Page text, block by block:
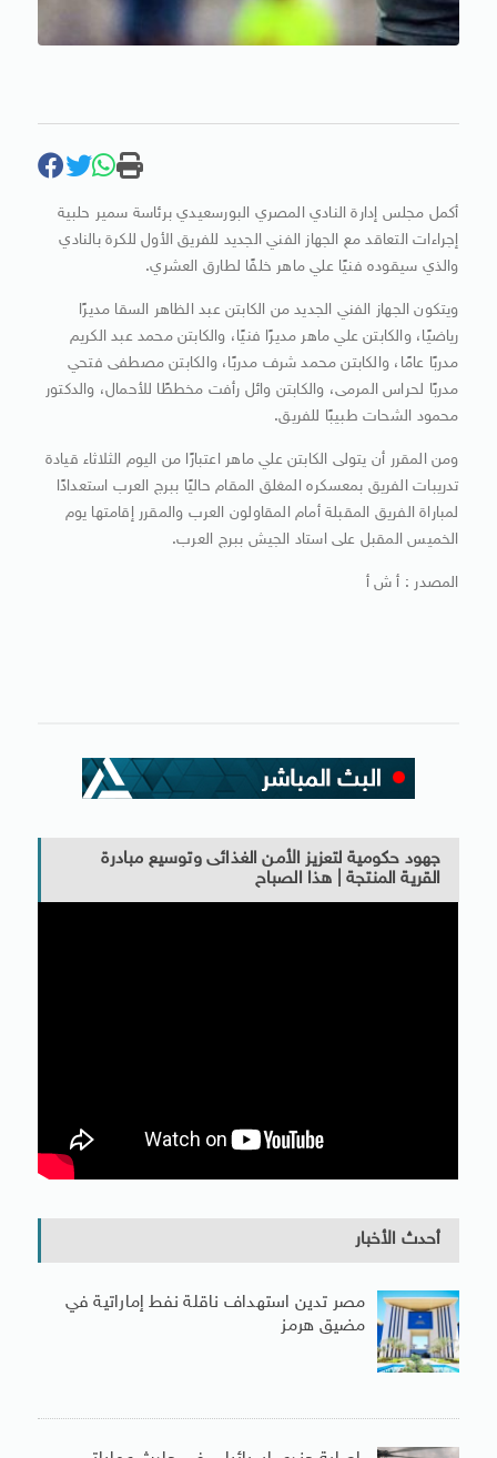
أكمل مجلس إدارة النادي المصري البورسعيدي برئاسة سمير حلبية
إجراءات التعاقد مع الجهاز الفني الجديد للفريق الأول للكرة بالنادي
والذي سيقوده فنيًا علي ماهر خلفًا لطارق العشري.
ويتكون الجهاز الفني الجديد من الكابتن عبد الظاهر السقا مديرًا
رياضيًا، والكابتن علي ماهر مديرًا فنيًا، والكابتن محمد عبد الكريم
مدربًا عامًا، والكابتن محمد شرف مدربًا، والكابتن مصطفى فتحي
مدربًا لحراس المرمى، والكابتن وائل رأفت مخططًا للأحمال، والدكتور
محمود الشحات طبيبًا للفريق.
ومن المقرر أن يتولى الكابتن علي ماهر اعتبارًا من اليوم الثلاثاء قيادة
تدريبات الفريق بمعسكره المغلق المقام حاليًا ببرج العرب استعدادًا
لمباراة الفريق المقبلة أمام المقاولون العرب والمقرر إقامتها يوم
الخميس المقبل على استاد الجيش ببرج العرب.
المصدر : أ ش أ
جهود حكومية لتعزيز الأمن الغذائى وتوسيع مبادرة
القرية المنتجة | هذا الصباح
أحدث الأخبار
مصر تدين استهداف ناقلة نفط إماراتية في
مضيق هرمز